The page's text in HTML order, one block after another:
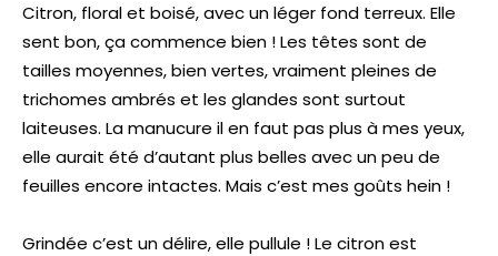
Citron, floral et boisé, avec un léger fond terreux. Elle
sent bon, ça commence bien ! Les têtes sont de
tailles moyennes, bien vertes, vraiment pleines de
trichomes ambrés et les glandes sont surtout
laiteuses. La manucure il en faut pas plus à mes yeux,
elle aurait été d’autant plus belles avec un peu de
feuilles encore intactes. Mais c’est mes goûts hein !
Grindée c’est un délire, elle pullule ! Le citron est